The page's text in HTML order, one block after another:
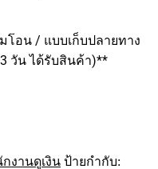
โอน / แบบเก็บปลายทาง
วัน ได้รับสินค้า)**
กงานดูเงิน ป้ายกำกับ: